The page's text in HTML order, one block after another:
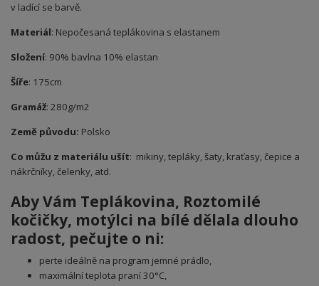
v ladící se barvě.
Materiál: Nepočesaná teplákovina s elastanem
Složení: 90% bavlna 10% elastan
Šíře: 175cm
Gramáž: 280g/m2
Země původu: Polsko
Co můžu z materiálu ušít: mikiny, tepláky, šaty, kraťasy, čepice a
nákrčníky, čelenky, atd.
Aby Vám Teplákovina, Roztomilé
kočičky, motýlci na bílé dělala dlouho
radost, pečujte o ni:
perte ideálně na program jemné prádlo,
maximální teplota praní 30°C,